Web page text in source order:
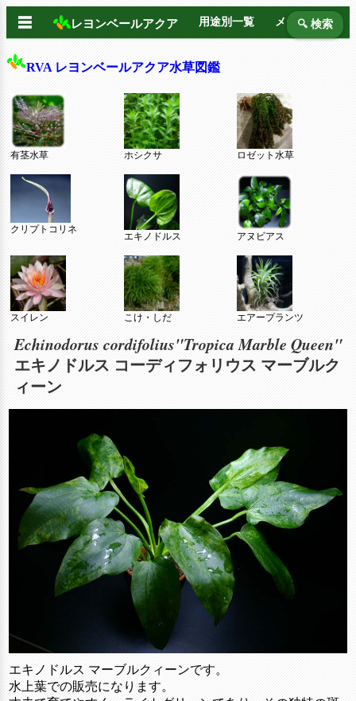
☰ レヨンベールアクア 用途別一覧 メーカー別
🔍 検索
RVA レヨンベールアクア水草図鑑
有茎水草 ホシクサ ロゼット水草
クリプトコリネ
エキノドルス アヌビアス
スイレン こけ・しだ エアープランツ
Echinodorus cordifolius"Tropica Marble Queen"
エキノドルス コーディフォリウス マーブルク
ィーン
エキノドルス マーブルクィーンです。
水上葉での販売になります。